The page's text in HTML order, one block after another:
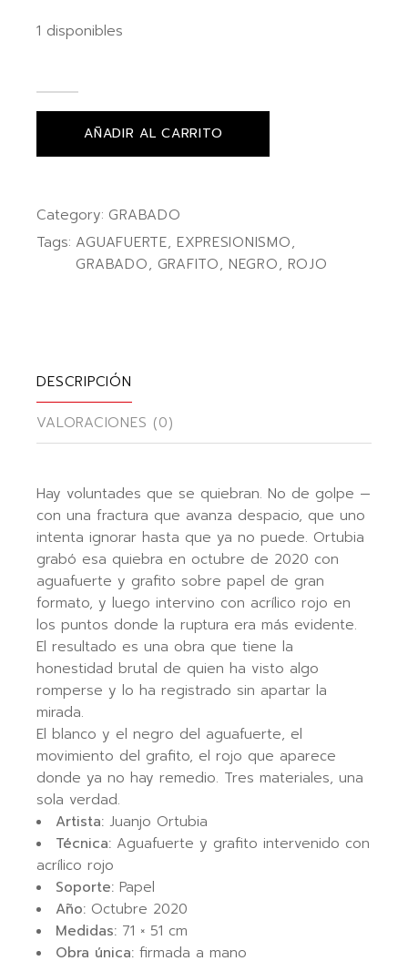
1 disponibles
AÑADIR AL CARRITO
Category: GRABADO
Tags: AGUAFUERTE, EXPRESIONISMO,
GRABADO, GRAFITO, NEGRO, ROJO
DESCRIPCIÓN
VALORACIONES (0)
Hay voluntades que se quiebran. No de golpe —
con una fractura que avanza despacio, que uno
intenta ignorar hasta que ya no puede. Ortubia
grabó esa quiebra en octubre de 2020 con
aguafuerte y grafito sobre papel de gran
formato, y luego intervino con acrílico rojo en
los puntos donde la ruptura era más evidente.
El resultado es una obra que tiene la
honestidad brutal de quien ha visto algo
romperse y lo ha registrado sin apartar la
mirada.
El blanco y el negro del aguafuerte, el
movimiento del grafito, el rojo que aparece
donde ya no hay remedio. Tres materiales, una
sola verdad.
Artista: Juanjo Ortubia
Técnica: Aguafuerte y grafito intervenido con
acrílico rojo
Soporte: Papel
Año: Octubre 2020
Medidas: 71 × 51 cm
Obra única: firmada a mano